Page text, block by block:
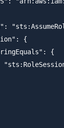
{
{